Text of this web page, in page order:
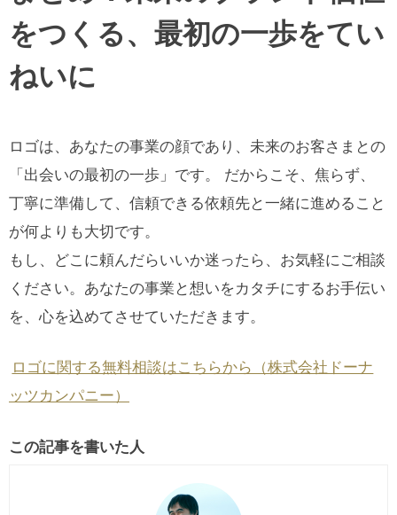
をつくる、最初の一歩をてい
ねいに
ロゴは、あなたの事業の顔であり、未来のお客さまとの
「出会いの最初の一歩」です。 だからこそ、焦らず、
丁寧に準備して、信頼できる依頼先と一緒に進めること
が何よりも大切です。
もし、どこに頼んだらいいか迷ったら、お気軽にご相談
ください。あなたの事業と想いをカタチにするお手伝い
を、心を込めてさせていただきます。
ロゴに関する無料相談はこちらから（株式会社ドーナ
ッツカンパニー）
この記事を書いた人